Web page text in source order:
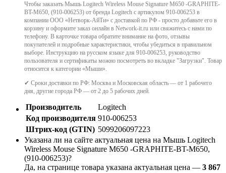
Чтобы заказать Мышь Logitech Wireless Mouse Signature M650 -GRAPHITE-
BT-M650, (910-006253) от бренда Logitech с артикулом 910-006253 в
компании ООО «Нетворк-АйТи» с доставкой по РФ - просто добавьте его в
корзину и оформите заказ онлайн в Network-it.ru или свяжитесь с нами по
телефону. В карточке товара обратите внимание на фото, отзывы
покупателей и подробные характеристики, чтобы убедиться в правильном
выборе. Инструкцию на русском языке для 910-006253, руководство
пользователя и сертификаты можно посмотреть во вкладке "Загрузки". Товар
относится к категории «Мыши».
✔ Сроки доставки по РФ: Москва и Московская область — от 1 рабочего
дня, другие города РФ — от 2 до 5 рабочих дней.
Производитель
Logitech
Код производителя 910-006253
Штрих-код (GTIN) 5099206097223
Указана ли на сайте актуальная цена на Мышь Logitech
Wireless Mouse Signature M650 -GRAPHITE-BT-M650,
(910-006253)?
Да, на странице товара указана актуальная цена — 3 867